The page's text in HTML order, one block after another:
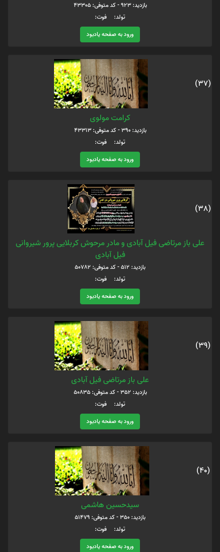
بازدید: 923 - کد متوفی: 43305
تولد: فوت:
ورود به صفحه یادبود
(37)
کرامت مولوی
بازدید: 390 - کد متوفی: 43313
تولد: فوت:
ورود به صفحه یادبود
(38)
علی باز مرتاضی فیل آبادی و مادر مرحوش کربلایی پرور شیروانی
فیل آبادی
بازدید: 512 - کد متوفی: 50782
تولد: فوت:
ورود به صفحه یادبود
(39)
علی باز مرتاضی فیل آبادی
بازدید: 352 - کد متوفی: 50835
تولد: فوت:
ورود به صفحه یادبود
(40)
سیدحسین هاشمی
بازدید: 350 - کد متوفی: 51479
تولد: فوت:
ورود به صفحه یادبود